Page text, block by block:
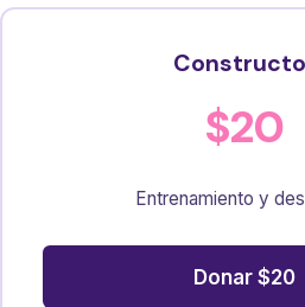
$20
Entrenamiento y
Donar $20